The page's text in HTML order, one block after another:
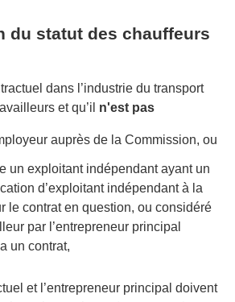
du statut des chauffeurs
dans l’industrie du transport
et qu’il n'est pas
auprès de la Commission, ou
un exploitant indépendant ayant un
d’exploitant indépendant à la
le contrat en question, ou considéré
par l’entrepreneur principal
un contrat,
et l’entrepreneur principal doivent